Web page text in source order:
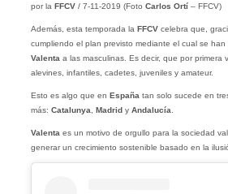
por la FFCV/ 7-11-2019 (Foto Carlos Ortí – FFCV)
Además, esta temporada la FFCVcelebra que,
cumpliendo el plan previsto mediante el cual se
Valenta a las masculinas. Es decir, que por primera
alevines, infantiles, cadetes, juveniles y amateur.
Esto es algo que en España tan solo sucede en
más: Catalunya Madridy Andalucía
Valenta es un motivo de orgullo para la sociedad
generar un crecimiento sostenible basado en la